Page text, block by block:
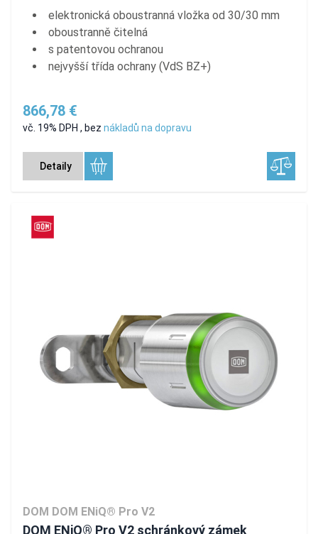
elektronická oboustranná vložka od 30/30 mm
oboustranně čitelná
s patentovou ochranou
nejvyšší třída ochrany (VdS BZ+)
866,78 €
vč. 19% DPH , bez nákladů na dopravu
Detaily
DOM DOM ENiQ® Pro V2
DOM ENiQ® Pro V2 schránkový zámek